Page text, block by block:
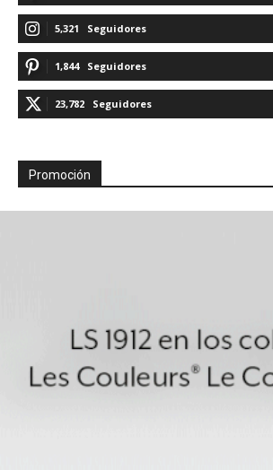
5,321 Seguidores
1,844 Seguidores
23,782 Seguidores
Promoción